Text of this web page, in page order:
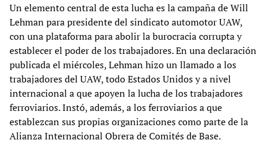
Un elemento central de esta lucha es la campaña de Will
Lehman para presidente del sindicato automotor UAW,
con una plataforma para abolir la burocracia corrupta y
establecer el poder de los trabajadores. En una declaración
publicada el miércoles, Lehman hizo un llamado a los
trabajadores del UAW, todo Estados Unidos y a nivel
internacional a que apoyen la lucha de los trabajadores
ferroviarios. Instó, además, a los ferroviarios a que
establezcan sus propias organizaciones como parte de la
Alianza Internacional Obrera de Comités de Base.